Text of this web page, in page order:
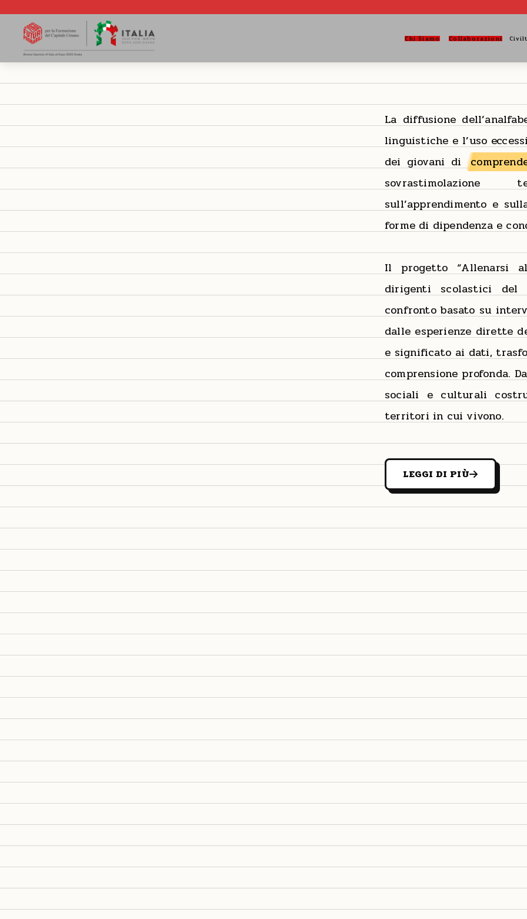
Chi Siamo Collaborazioni
La diffusione
linguistiche e l’uso
dei giovani di
sovrastimolazione
sull’apprendimento e
forme di dipendenza e
Il progetto “Allenarsi
dirigenti scolastici del
confronto basato su
dalle esperienze dirette
e significato ai dati,
comprensione profonda.
sociali e culturali
territori in cui vivono.
LEGGI DI PIÙ
PROVINCIA